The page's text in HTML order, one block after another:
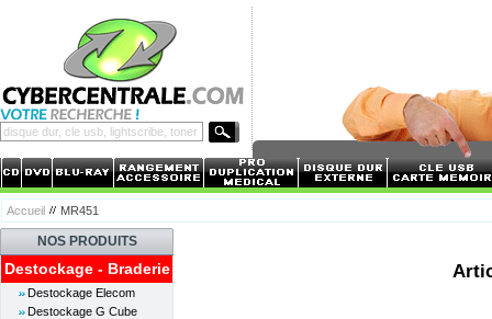
Accueil MR451
NOS PRODUITS
Destockage - Braderie
Destockage Elecom
Destockage G Cube